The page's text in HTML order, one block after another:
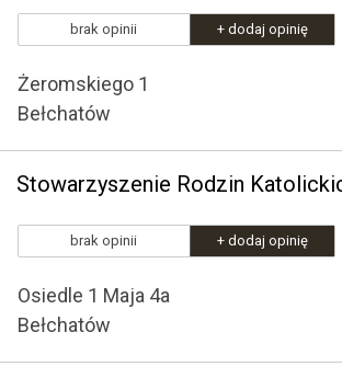
brak opinii + dodaj opinię
Żeromskiego 1
Bełchatów
brak opinii + dodaj opinię
Osiedle 1 Maja 4a
Bełchatów